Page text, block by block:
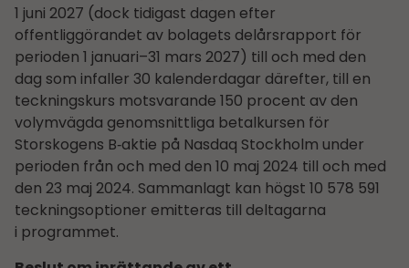
1 juni 2027 (dock tidigast dagen efter
offentliggörandet av bolagets delårs­rapport för
perioden 1 januari–31 mars 2027) till och med den
dag som infaller 30 kalenderdagar därefter, till en
teckningskurs motsvarande 150 procent av den
volymvägda genomsnittliga betalkursen för
Storskogens B‑aktie på Nasdaq Stockholm under
perioden från och med den 10 maj 2024 till och med
den 23 maj 2024. Sammanlagt kan högst 10 578 591
teckningsoptioner emitteras till deltagarna
i programmet.